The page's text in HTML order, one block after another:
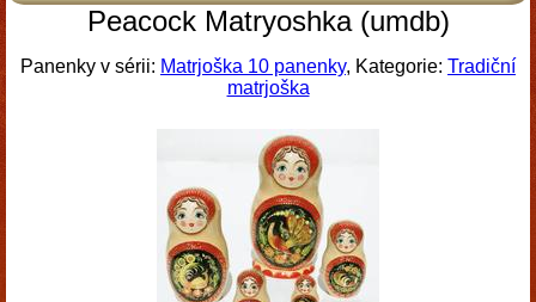
Peacock Matryoshka (umdb)
Panenky v sérii: Matrjoška 10 panenky, Kategorie: Tradiční
matrjoška